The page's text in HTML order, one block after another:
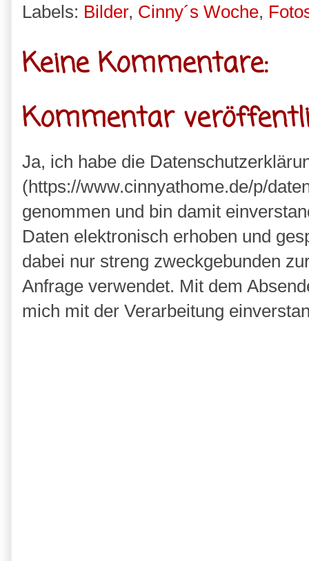
Labels: Bilder, Cinny´s Woche,
Keine Kommentare:
Kommentar
Ja, ich habe die
(https://www.cinnyathome.de/p/
genommen und bin damit
Daten elektronisch erhoben und
dabei nur streng zweckgebunden
Anfrage verwendet. Mit dem
mich mit der Verarbeitung